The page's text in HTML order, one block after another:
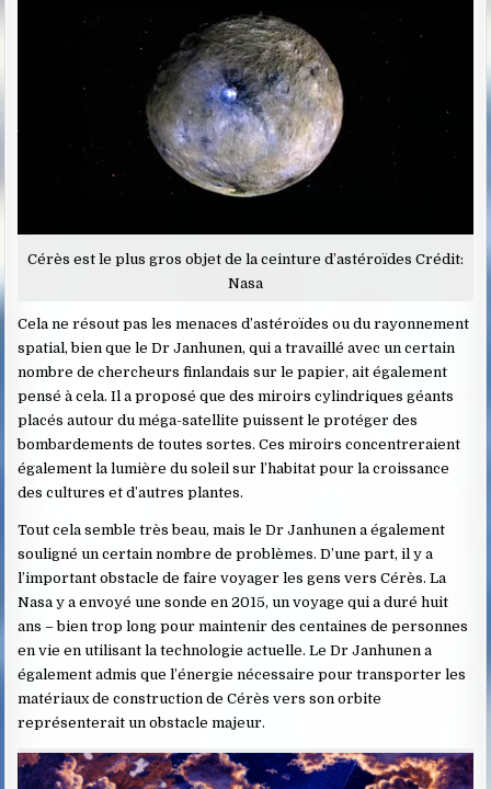
Cérès est le plus gros objet de la ceinture d’astéroïdes Crédit:
Nasa
Cela ne résout pas les menaces d’astéroïdes ou du rayonnement
spatial, bien que le Dr Janhunen, qui a travaillé avec un certain
nombre de chercheurs finlandais sur le papier, ait également
pensé à cela. Il a proposé que des miroirs cylindriques géants
placés autour du méga-satellite puissent le protéger des
bombardements de toutes sortes. Ces miroirs concentreraient
également la lumière du soleil sur l’habitat pour la croissance
des cultures et d’autres plantes.
Tout cela semble très beau, mais le Dr Janhunen a également
souligné un certain nombre de problèmes. D’une part, il y a
l’important obstacle de faire voyager les gens vers Cérès. La
Nasa y a envoyé une sonde en 2015, un voyage qui a duré huit
ans – bien trop long pour maintenir des centaines de personnes
en vie en utilisant la technologie actuelle. Le Dr Janhunen a
également admis que l’énergie nécessaire pour transporter les
matériaux de construction de Cérès vers son orbite
représenterait un obstacle majeur.